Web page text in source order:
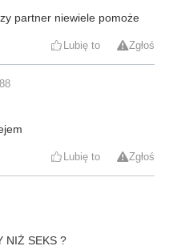
partner niewiele pomoże
Lubię to Zgłoś
Lubię to Zgłoś
NIŻ SEKS ?